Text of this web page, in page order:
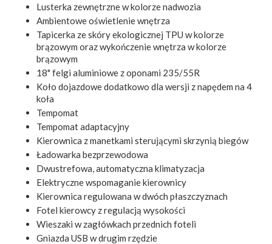
Lusterka zewnętrzne w kolorze nadwozia
Ambientowe oświetlenie wnętrza
Tapicerka ze skóry ekologicznej TPU w kolorze
brązowym oraz wykończenie wnętrza w kolorze
brązowym
18" felgi aluminiowe z oponami 235/55R
Koło dojazdowe dodatkowo dla wersji z napędem na 4
koła
Tempomat
Tempomat adaptacyjny
Kierownica z manetkami sterującymi skrzynią biegów
Ładowarka bezprzewodowa
Dwustrefowa, automatyczna klimatyzacja
Elektryczne wspomaganie kierownicy
Kierownica regulowana w dwóch płaszczyznach
Fotel kierowcy z regulacją wysokości
Wieszaki w zagłówkach przednich foteli
Gniazda USB w drugim rzędzie